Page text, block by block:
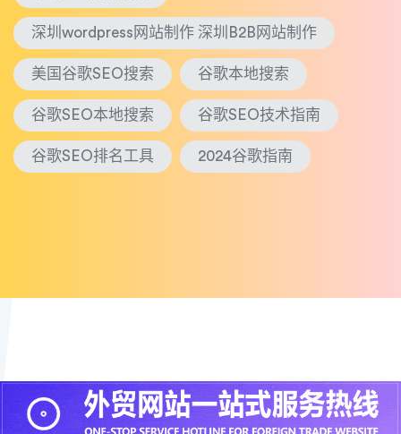
深圳wordpress网站制作 深圳B2B网站制作
美国谷歌SEO搜索 谷歌本地搜索
谷歌SEO本地搜索 谷歌SEO技术指南
谷歌SEO排名工具 2024谷歌指南